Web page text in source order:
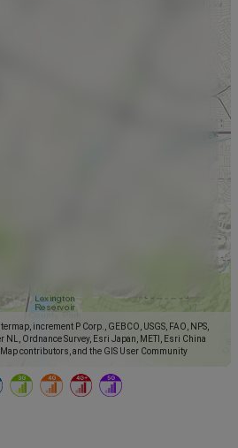
increment P Corp., GEBCO, USGS, FAO, NPS,
NL, Ordnance Survey, Esri Japan, METI, Esri China
contributors, and the GIS User Community